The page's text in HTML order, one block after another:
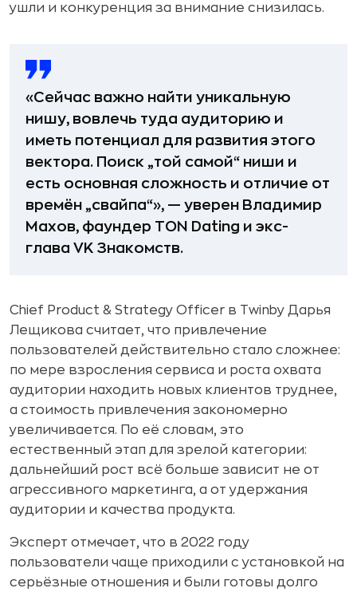
ушли и конкуренция за внимание снизилась.
«Сейчас важно найти уникальную
нишу, вовлечь туда аудиторию и
иметь потенциал для развития этого
вектора. Поиск „той самой“ ниши и
есть основная сложность и отличие от
времён „свайпа“», — уверен Владимир
Махов, фаундер TON Dating и экс-
глава VK Знакомств.
Chief Product & Strategy Officer в Twinby Дарья
Лещикова считает, что привлечение
пользователей действительно стало сложнее:
по мере взросления сервиса и роста охвата
аудитории находить новых клиентов труднее,
а стоимость привлечения закономерно
увеличивается. По её словам, это
естественный этап для зрелой категории:
дальнейший рост всё больше зависит не от
агрессивного маркетинга, а от удержания
аудитории и качества продукта.
Эксперт отмечает, что в 2022 году
пользователи чаще приходили с установкой на
серьёзные отношения и были готовы долго